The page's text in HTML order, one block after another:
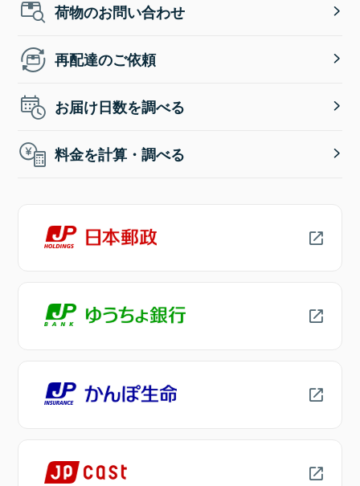
荷物のお問い合わせ
再配達のご依頼
お届け日数を調べる
料金を計算・調べる